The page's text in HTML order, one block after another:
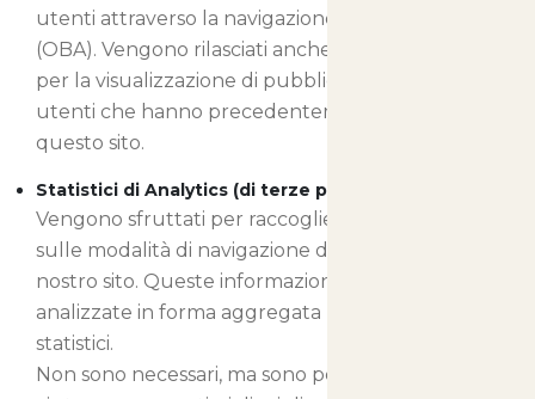
utenti attraverso la navigazione in internet
(OBA). Vengono rilasciati anche cookie utilizzati
per la visualizzazione di pubblicità mirate a
utenti che hanno precedentemente visitato
questo sito.
Statistici di Analytics (di terze parti)
Vengono sfruttati per raccogliere informazioni
sulle modalità di navigazione degli utenti sul
nostro sito. Queste informazioni vengono
analizzate in forma aggregata per soli fini
statistici.
Non sono necessari, ma sono per noi di grande